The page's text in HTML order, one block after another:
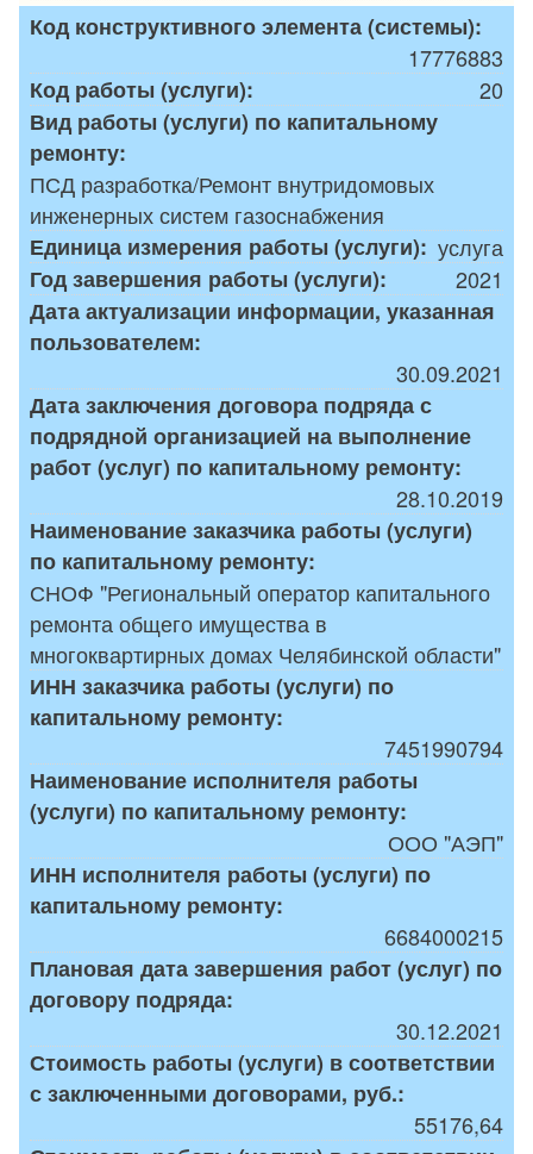
Код конструктивного элемента (системы):
17776883
Код работы (услуги):
20
Вид работы (услуги) по капитальному
ремонту:
ПСД разработка/Ремонт внутридомовых
инженерных систем газоснабжения
Единица измерения работы (услуги): услуга
Год завершения работы (услуги):
2021
Дата актуализации информации, указанная
пользователем:
30.09.2021
Дата заключения договора подряда с
подрядной организацией на выполнение
работ (услуг) по капитальному ремонту:
28.10.2019
Наименование заказчика работы (услуги)
по капитальному ремонту:
СНОФ "Региональный оператор капитального
ремонта общего имущества в
многоквартирных домах Челябинской области"
ИНН заказчика работы (услуги) по
капитальному ремонту:
7451990794
Наименование исполнителя работы
(услуги) по капитальному ремонту:
ООО "АЭП"
ИНН исполнителя работы (услуги) по
капитальному ремонту:
6684000215
Плановая дата завершения работ (услуг) по
договору подряда:
30.12.2021
Стоимость работы (услуги) в соответствии
с заключенными договорами, руб.:
55176,64